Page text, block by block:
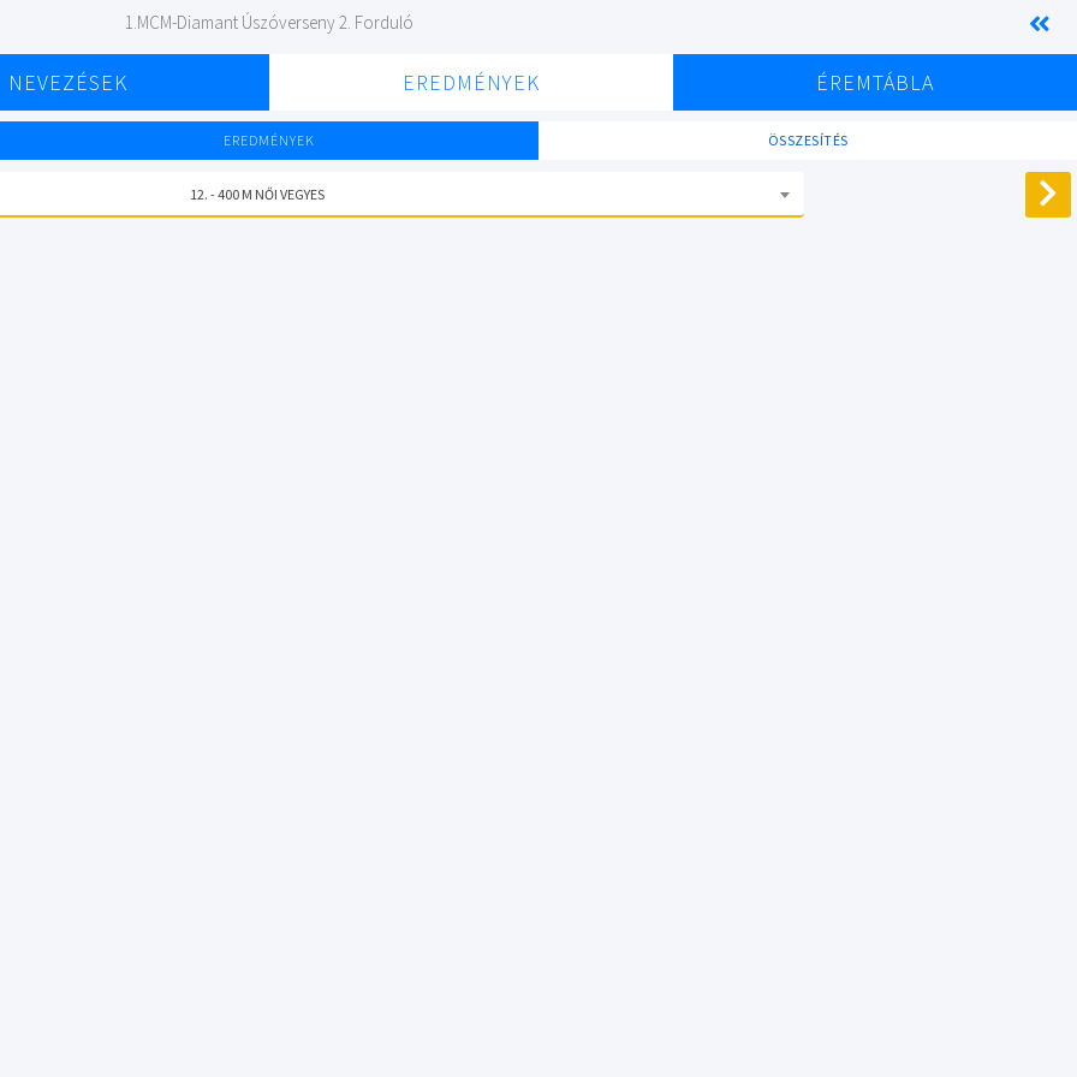
1.MCM-Diamant Úszóverseny 2. Forduló
NEVEZÉSEK EREDMÉNYEK ÉREMTÁBLA
EREDMÉNYEK ÖSSZESÍTÉS
12. - 400 M NŐI VEGYES